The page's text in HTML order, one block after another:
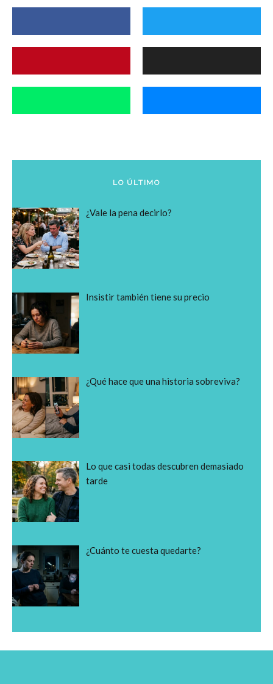
LO ÚLTIMO
¿Vale la pena decirlo?
Insistir también tiene su precio
¿Qué hace que una historia sobreviva?
Lo que casi todas descubren demasiado
tarde
¿Cuánto te cuesta quedarte?